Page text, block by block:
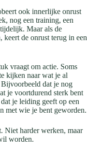
ook innerlijke onrust
nog een training, een
Maar als de
keert de onrust terug in een
vraagt om actie. Soms
kijken naar wat je al
dat je nog
je voortdurend sterk bent
je leiding geeft op een
met wie je bent geworden.
Niet harder werken, maar
worden.